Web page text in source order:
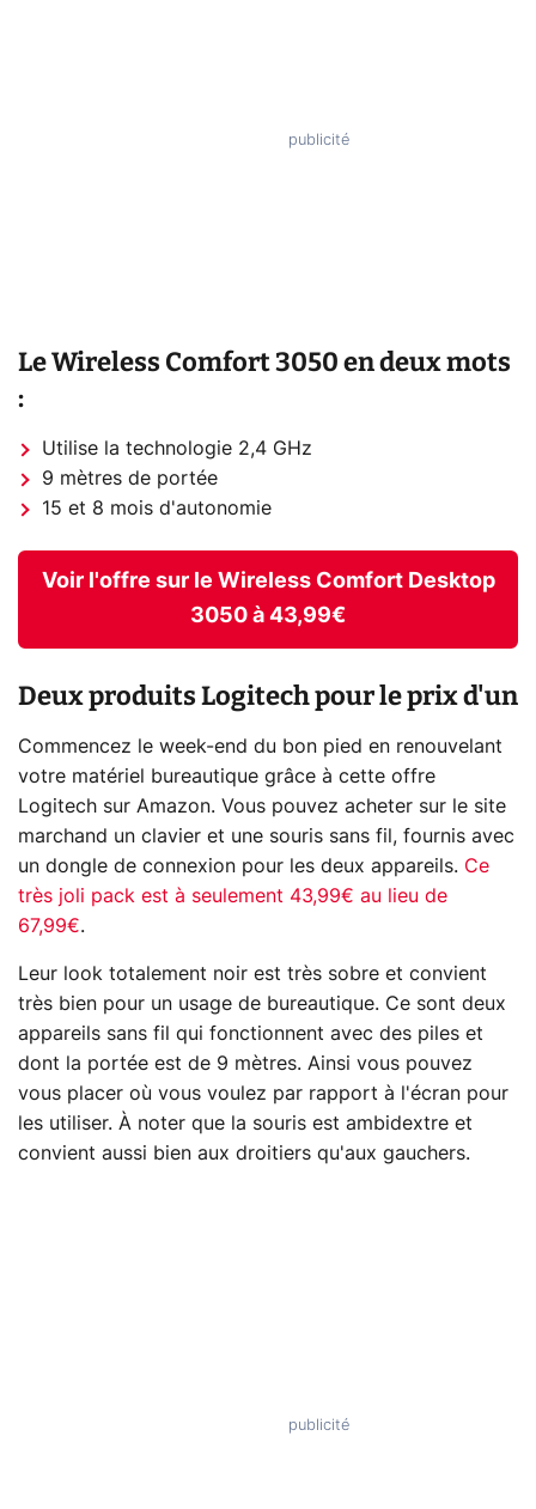
Le Wireless Comfort 3050 en deux mots
:
Utilise la technologie 2,4 GHz
9 mètres de portée
15 et 8 mois d'autonomie
Voir l'offre sur le Wireless Comfort Desktop
3050 à 43,99€
Deux produits Logitech pour le prix d'un
Commencez le week-end du bon pied en renouvelant
votre matériel bureautique grâce à cette offre
Logitech sur Amazon. Vous pouvez acheter sur le site
marchand un clavier et une souris sans fil, fournis avec
un dongle de connexion pour les deux appareils. Ce
très joli pack est à seulement 43,99€ au lieu de
67,99€.
Leur look totalement noir est très sobre et convient
très bien pour un usage de bureautique. Ce sont deux
appareils sans fil qui fonctionnent avec des piles et
dont la portée est de 9 mètres. Ainsi vous pouvez
vous placer où vous voulez par rapport à l'écran pour
les utiliser. À noter que la souris est ambidextre et
convient aussi bien aux droitiers qu'aux gauchers.